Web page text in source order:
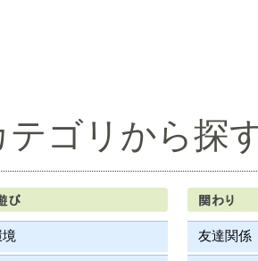
テゴリから探
友達関係